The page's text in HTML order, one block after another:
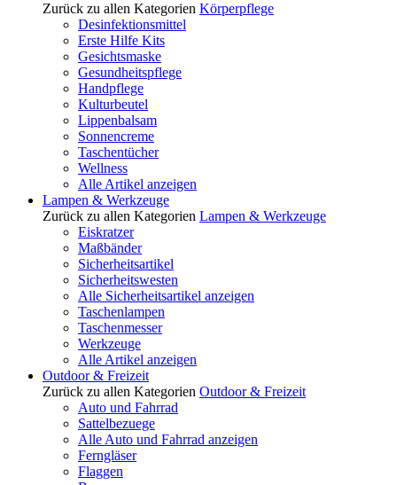
Zurück zu allen Kategorien Körperpflege
Desinfektionsmittel
Erste Hilfe Kits
Gesichtsmaske
Gesundheitspflege
Handpflege
Kulturbeutel
Lippenbalsam
Sonnencreme
Taschentücher
Wellness
Alle Artikel anzeigen
Lampen & Werkzeuge
Zurück zu allen Kategorien Lampen & Werkzeuge
Eiskratzer
Maßbänder
Sicherheitsartikel
Sicherheitswesten
Alle Sicherheitsartikel anzeigen
Taschenlampen
Taschenmesser
Werkzeuge
Alle Artikel anzeigen
Outdoor & Freizeit
Zurück zu allen Kategorien Outdoor & Freizeit
Auto und Fahrrad
Sattelbezuege
Alle Auto und Fahrrad anzeigen
Ferngläser
Flaggen